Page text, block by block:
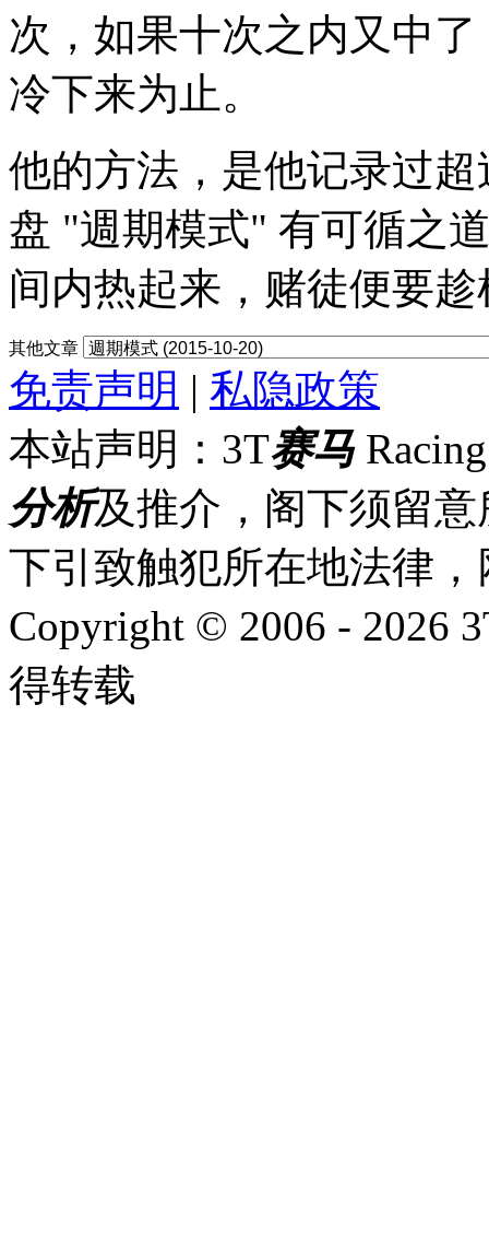
次，如果十次之内又中
冷下来为止。
他的方法，是他记录过
盘 "週期模式" 有可循之
间内热起来，赌徒便要
其他文章
免责声明 | 私隐政策
本站声明：3T赛马
分析及推介，阁下须留
下引致触犯所在地法律
Copyright © 2006 - 2026
得转载